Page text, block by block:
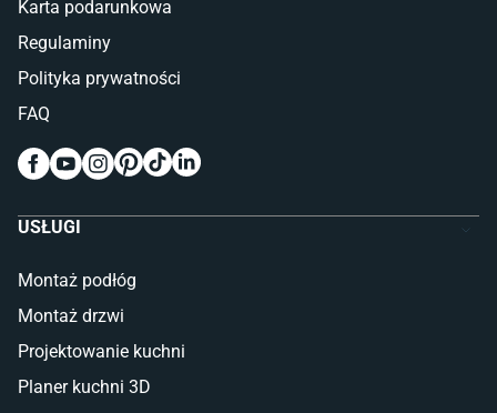
Materace piankowe
Kinkiety do sypialni
Pokój dziecięcy
Meble do pokoju dziecięcego
Komody dla dzieci
Łóżka dla dziecka (młodzieżowe)
Taras i balkon
Deski tarasowe kompozytowe
Sztuczna trawa miękka
Koce i pledy
Karta podarunkowa
Regulaminy
Polityka prywatności
FAQ
USŁUGI
Montaż podłóg
Montaż drzwi
Projektowanie kuchni
Planer kuchni 3D